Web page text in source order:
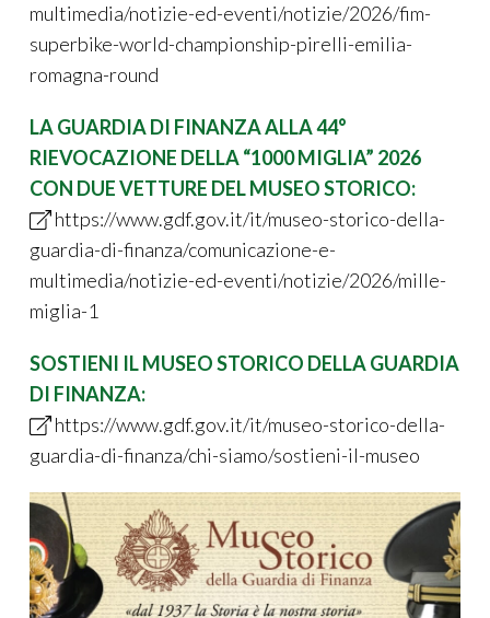
multimedia/notizie-ed-eventi/notizie/2026/fim-
superbike-world-championship-pirelli-emilia-
romagna-round
LA GUARDIA DI FINANZA ALLA 44°
RIEVOCAZIONE DELLA “1000 MIGLIA” 2026
CON DUE VETTURE DEL MUSEO STORICO:
https://www.gdf.gov.it/it/museo-storico-della-
guardia-di-finanza/comunicazione-e-
multimedia/notizie-ed-eventi/notizie/2026/mille-
miglia-1
SOSTIENI IL MUSEO STORICO DELLA GUARDIA
DI FINANZA:
https://www.gdf.gov.it/it/museo-storico-della-
guardia-di-finanza/chi-siamo/sostieni-il-museo